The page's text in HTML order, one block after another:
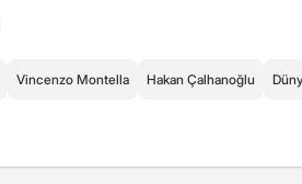
Vincenzo Montella Hakan Çalhanoğlu